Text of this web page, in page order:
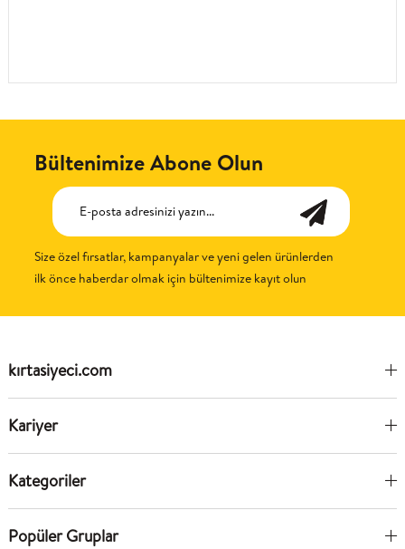
Bültenimize Abone Olun
Size özel fırsatlar, kampanyalar ve yeni gelen ürünlerden
ilk önce haberdar olmak için bültenimize kayıt olun
kırtasiyeci.com
Kariyer
Kategoriler
Popüler Gruplar